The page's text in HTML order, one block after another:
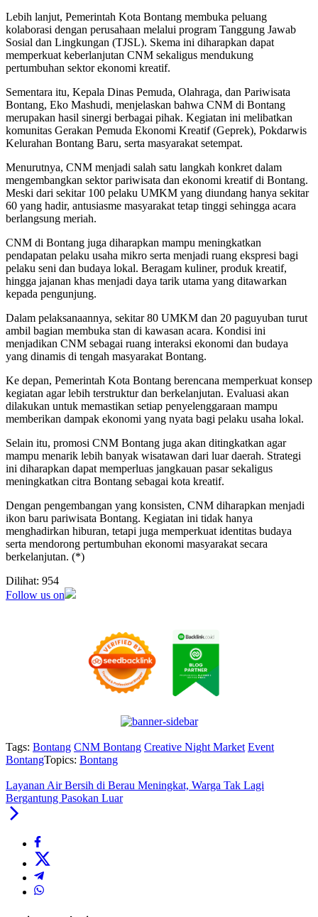
Lebih lanjut, Pemerintah Kota Bontang membuka peluang
kolaborasi dengan perusahaan melalui program Tanggung Jawab
Sosial dan Lingkungan (TJSL). Skema ini diharapkan dapat
memperkuat keberlanjutan CNM sekaligus mendukung
pertumbuhan sektor ekonomi kreatif.
Sementara itu, Kepala Dinas Pemuda, Olahraga, dan Pariwisata
Bontang, Eko Mashudi, menjelaskan bahwa CNM di Bontang
merupakan hasil sinergi berbagai pihak. Kegiatan ini melibatkan
komunitas Gerakan Pemuda Ekonomi Kreatif (Geprek), Pokdarwis
Kelurahan Bontang Baru, serta masyarakat setempat.
Menurutnya, CNM menjadi salah satu langkah konkret dalam
mengembangkan sektor pariwisata dan ekonomi kreatif di Bontang.
Meski dari sekitar 100 pelaku UMKM yang diundang hanya sekitar
60 yang hadir, antusiasme masyarakat tetap tinggi sehingga acara
berlangsung meriah.
CNM di Bontang juga diharapkan mampu meningkatkan
pendapatan pelaku usaha mikro serta menjadi ruang ekspresi bagi
pelaku seni dan budaya lokal. Beragam kuliner, produk kreatif,
hingga jajanan khas menjadi daya tarik utama yang ditawarkan
kepada pengunjung.
Dalam pelaksanaannya, sekitar 80 UMKM dan 20 paguyuban turut
ambil bagian membuka stan di kawasan acara. Kondisi ini
menjadikan CNM sebagai ruang interaksi ekonomi dan budaya
yang dinamis di tengah masyarakat Bontang.
Ke depan, Pemerintah Kota Bontang berencana memperkuat konsep
kegiatan agar lebih terstruktur dan berkelanjutan. Evaluasi akan
dilakukan untuk memastikan setiap penyelenggaraan mampu
memberikan dampak ekonomi yang nyata bagi pelaku usaha lokal.
Selain itu, promosi CNM Bontang juga akan ditingkatkan agar
mampu menarik lebih banyak wisatawan dari luar daerah. Strategi
ini diharapkan dapat memperluas jangkauan pasar sekaligus
meningkatkan citra Bontang sebagai kota kreatif.
Dengan pengembangan yang konsisten, CNM diharapkan menjadi
ikon baru pariwisata Bontang. Kegiatan ini tidak hanya
menghadirkan hiburan, tetapi juga memperkuat identitas budaya
serta mendorong pertumbuhan ekonomi masyarakat secara
berkelanjutan. (*)
Dilihat: 954
Follow us on
Tags: Bontang CNM Bontang Creative Night Market Event
BontangTopics: Bontang
Layanan Air Bersih di Berau Meningkat, Warga Tak Lagi
Bergantung Pasokan Luar